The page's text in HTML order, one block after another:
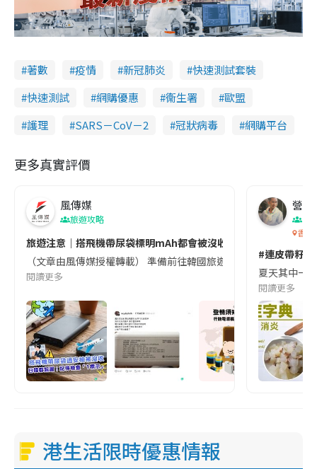
著數 疫情 新冠肺炎
快速測試套裝
快速測試
網購優惠 衞生署
歐盟
護理
SARS－CoV－2 冠狀病毒 網購平台
更多真實評價
風傳媒
旅遊攻略
旅遊注意｜搭飛機帶尿袋標明mAh都會被沒收😱出發前切記檢查
（文章由風傳媒授權轉載） 準備前往韓國旅遊的民眾，近期要
閱讀更多
營養
香港
#連皮帶籽
夏天其中一
閱讀更多
港生活限時優惠情報